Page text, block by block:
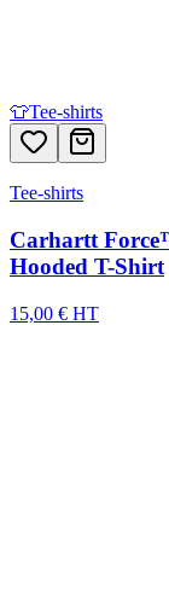
👕Tee-shirts
Tee-shirts
Carhartt
Hooded T-Shirt
15,00 € HT